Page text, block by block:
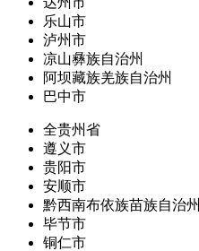
乐山市
泸州市
凉山彝族自治州
阿坝藏族羌族自治州
巴中市
全贵州省
遵义市
贵阳市
安顺市
黔西南布依族苗族自治州
毕节市
铜仁市